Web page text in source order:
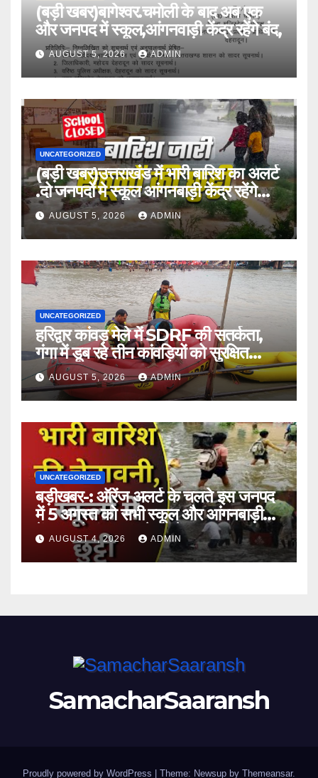
(बड़ी खबर)बागेश्वर.चमोली के बाद अब एक
और जनपद में स्कूल,आंगनवाड़ी केंद्र रहेंगे बंद,
AUGUST 5, 2026 ADMIN
UNCATEGORIZED
(बड़ी खबर)उत्तराखंड में भारी बारिश का अलर्ट
.दो जनपदों मे स्कूल आंगनबाड़ी केंद्र रहेंगे
बंद।AUGUST 5, 2026 ADMIN
UNCATEGORIZED
हरिद्वार कांवड़ मेले में SDRF की सतर्कता,
गंगा में डूब रहे तीन कांवड़ियों को सुरक्षित
बचाया
AUGUST 5, 2026 ADMIN
UNCATEGORIZED
बड़ीखबर-: ऑरेंज अलर्ट के चलते इस जनपद
में 5 अगस्त को सभी स्कूल और आंगनबाड़ी
केंद्र रहेंगे बंद,DM के आदेश ।।
AUGUST 4, 2026 ADMIN
SamacharSaaransh
Proudly powered by WordPress | Theme: Newsup by Themeansar.